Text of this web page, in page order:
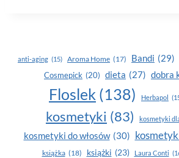
anti-aging (15) Aroma Home (17) Bandi (29)
Cosmepick (20) dieta (27) dobra
Floslek (138) Herbapol
kosmetyki (83) kosmetyki
kosmetyki do włosów (30)
książka (18) książki (23) Laura Conti